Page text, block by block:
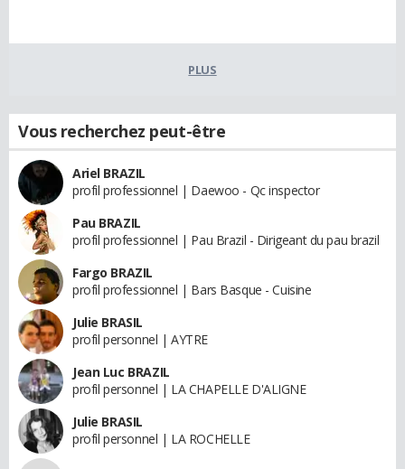
PLUS
Vous recherchez peut-être
Ariel BRAZIL
profil professionnel | Daewoo - Qc inspector
Pau BRAZIL
profil professionnel | Pau Brazil - Dirigeant du pau brazil
Fargo BRAZIL
profil professionnel | Bars Basque - Cuisine
Julie BRASIL
profil personnel | AYTRE
Jean Luc BRAZIL
profil personnel | LA CHAPELLE D'ALIGNE
Julie BRASIL
profil personnel | LA ROCHELLE